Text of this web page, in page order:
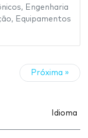
, Engenharia
, Equipamentos
Próxima »
Idioma